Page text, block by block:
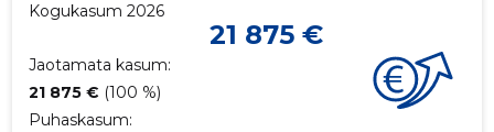
Kogukasum 2026
21 875 €
Jaotamata kasum:
21 875 € (100 %)
Puhaskasum: